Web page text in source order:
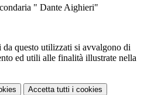
" Dante Aighieri"
questo utilizzati si avvalgono di
ed utili alle finalità illustrate nella
Accetta tutti i cookies